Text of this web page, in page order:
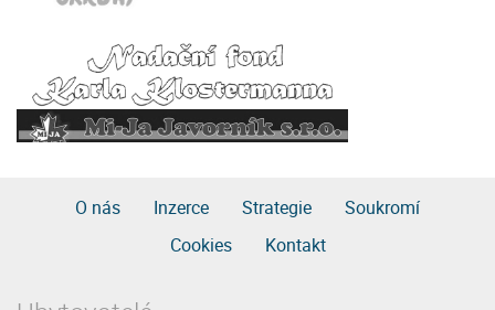
O nás Inzerce Strategie
Soukromí
Cookies
Kontakt